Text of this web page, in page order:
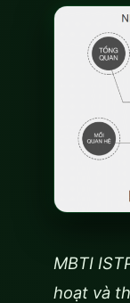
MBTI
hoạt và